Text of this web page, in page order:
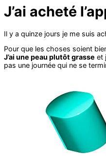
J’ai acheté
Il y a quinze jours je me suis
Pour que les choses soient
J’ai une peau plutôt grasse et
pas une journée qui ne se